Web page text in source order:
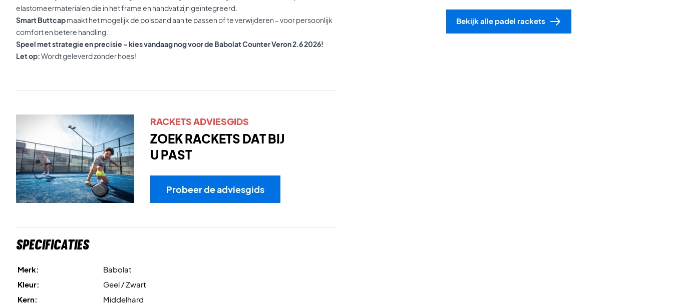
elastomeermaterialen die in het frame en handvat zijn geïntegreerd.
Smart Buttcapmaakt het mogelijk de polsband aan te passen of te verwijderen – voor persoonlijk
comfort en betere handling.
Speel met strategie en precisie – kies vandaag nog voor de Babolat Counter Veron 2.6 2026!
Let op:Wordt geleverd zonder hoes!
RACKETS ADVIESGIDS
ZOEK RACKETS DAT BIJ
U PAST
Probeer de adviesgids
Specificaties
Merk:
Babolat
Kleur:
Geel / Zwart
Kern:
Middelhard
Bekijk alle padel rackets